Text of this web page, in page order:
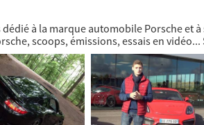
à la marque automobile Porsche et à
scoops, émissions, essais en